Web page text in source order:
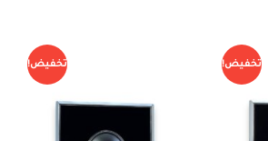
تخفيض! تخفيض!